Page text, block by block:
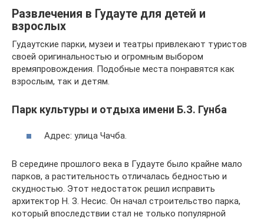
Развлечения в Гудауте для детей и
взрослых
Гудаутские парки, музеи и театры привлекают туристов
своей оригинальностью и огромным выбором
времяпровождения. Подобные места понравятся как
взрослым, так и детям.
Парк культуры и отдыха имени Б.З. Гунба
Адрес: улица Чачба.
В середине прошлого века в Гудауте было крайне мало
парков, а растительность отличалась бедностью и
скудностью. Этот недостаток решил исправить
архитектор Н. З. Несис. Он начал строительство парка,
который впоследствии стал не только популярной